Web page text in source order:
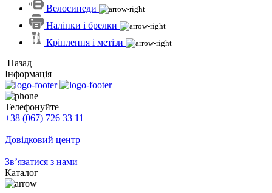
Велосипеди
Наліпки і брелки
Кріплення і метізи
Назад
Інформація
Телефонуйте
+38 (067) 726 33 11
Довідковий центр
Зв’язатися з нами
Каталог